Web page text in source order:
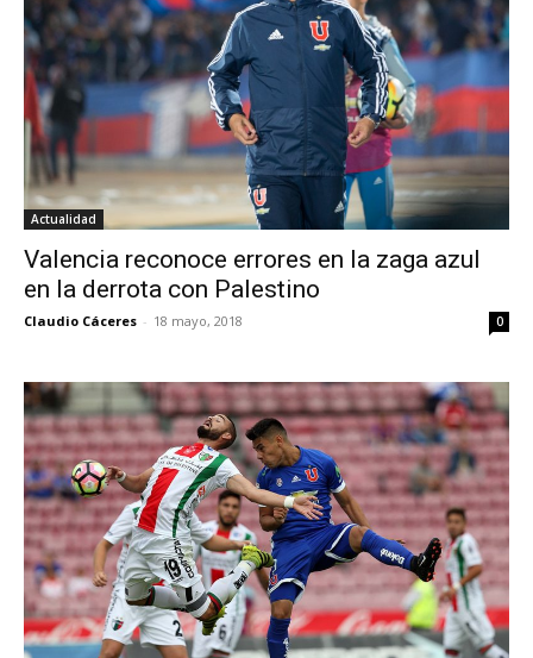
Actualidad
Valencia reconoce errores en la zaga azul
en la derrota con Palestino
Claudio Cáceres - 18 mayo, 2018 0